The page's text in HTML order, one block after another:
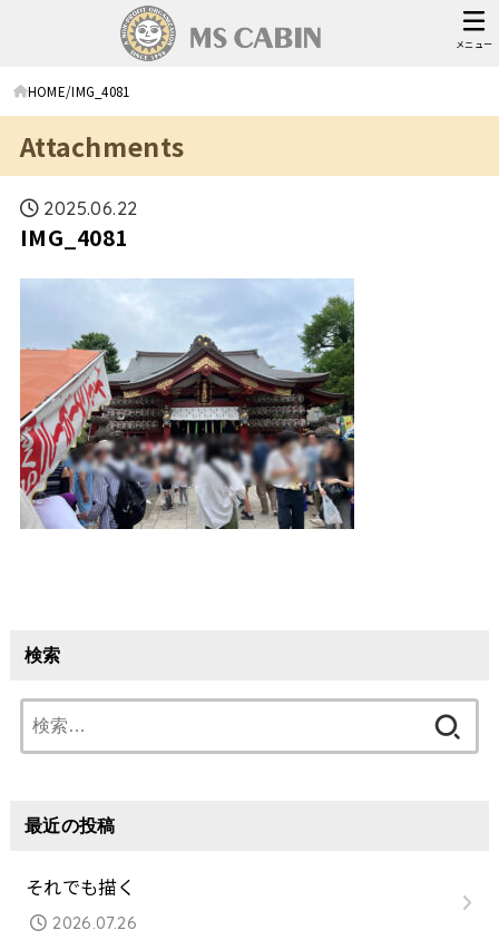
メニュー
HOME IMG_4081
Attachments
2025.06.22
IMG_4081
検索
索:
最近の投稿
それでも描く
2026.07.26